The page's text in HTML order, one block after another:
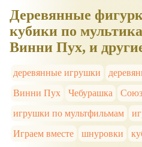
Деревянные
кубики по
Винни Пух, и
деревянные игрушки
Винни Пух
Чебурашка
игрушки по мультфильмам
Играем вместе
шнуровки